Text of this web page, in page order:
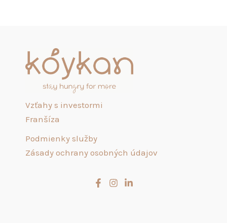
Vzťahy s investormi
Franšíza
Podmienky služby
Zásady ochrany osobných údajov